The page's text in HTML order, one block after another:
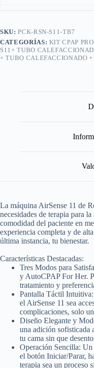
SKU:PCK-RSN-S11-TB7
CATEGORÍAS: KIT CPAP
S11+ TUBO
+ TUBO CALEFACCIONADO
La máquina AirSense 11 de
necesidades de terapia para
comodidad del paciente en
experiencia completa y de
última instancia, tu bienestar.
Características Destacadas:
Tres Modos para
y AutoCPAP For Her.
tratamiento y
Pantalla Táctil
el AirSense 11 sea
complicaciones, solo
Diseño Elegante y
una adición sofisticada
tu cama sin que
Operación Sencilla: Un
el botón Iniciar/Parar,
terapia sea un proceso